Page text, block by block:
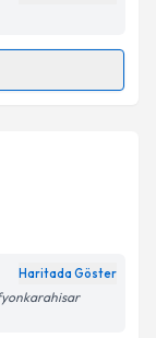
belirtilen
için bir
Haritada Göster